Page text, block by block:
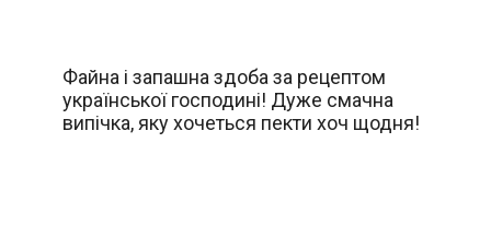
Файна і запашна здоба за рецептом
української господині! Дуже смачна
випічка, яку хочеться пекти хоч щодня!